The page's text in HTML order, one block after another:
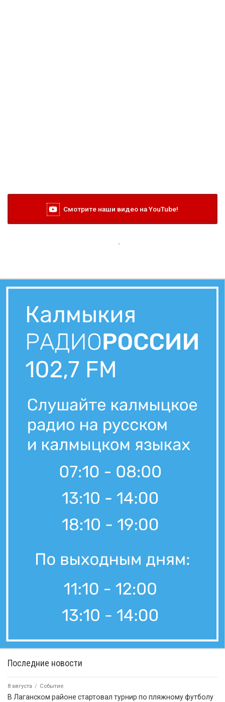
Смотрите наши видео на YouTube!
Последние новости
8 августа Событие
В Лаганском районе стартовал турнир по пляжному футболу